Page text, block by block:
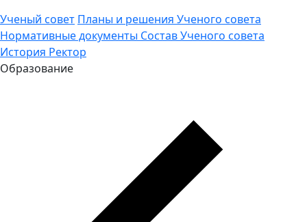
Ученый совет Планы и решения Ученого совета
Нормативные документы Состав Ученого совета
История Ректор
Образование